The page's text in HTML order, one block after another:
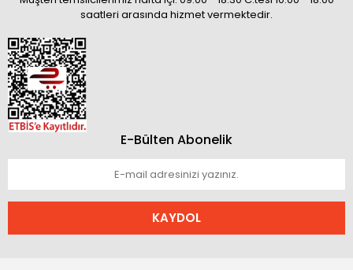
saatleri arasında hizmet vermektedir.
E-Bülten Abonelik
KAYDOL